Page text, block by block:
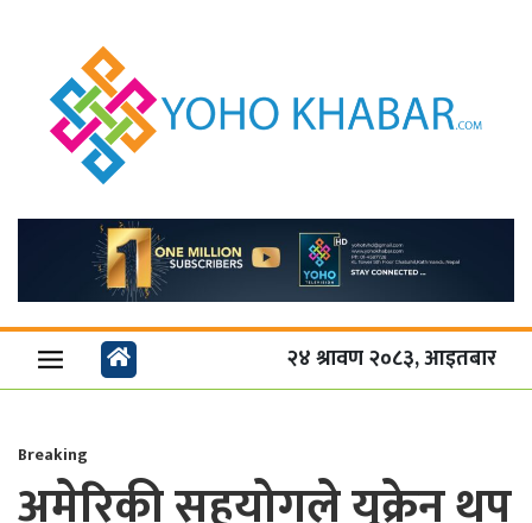
२४ श्रावण २०८३, आइतबार
Breaking
अमेरिकी सहयोगले युक्रेन थप